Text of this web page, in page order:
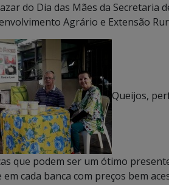
do Dia das Mães da Secretaria
Agrário e Extensão
Queijos,
que podem ser um ótimo
cada banca com preços bem